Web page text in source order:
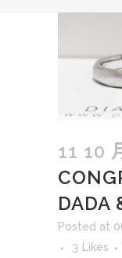
11 10
DADA
Posted at
3
Likes